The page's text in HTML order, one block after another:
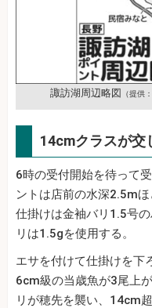
諏訪湖周辺略図 （提供
14cmクラスが交
6時の受付開始を待って
ントは店前の水深2.5mほ
仕掛けは金袖バリ1.5号
リは1.5gを使用する。
エサを付けて仕掛けを下
6cm級の当歳魚が3尾上
リが穂先を襲い、14cm